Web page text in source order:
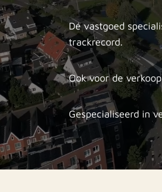
Dé vastgoed
trackrecord.
Ook voor de
Gespecialiseerd in